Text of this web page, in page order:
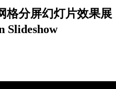
格分屏幻灯片效果展
Slideshow